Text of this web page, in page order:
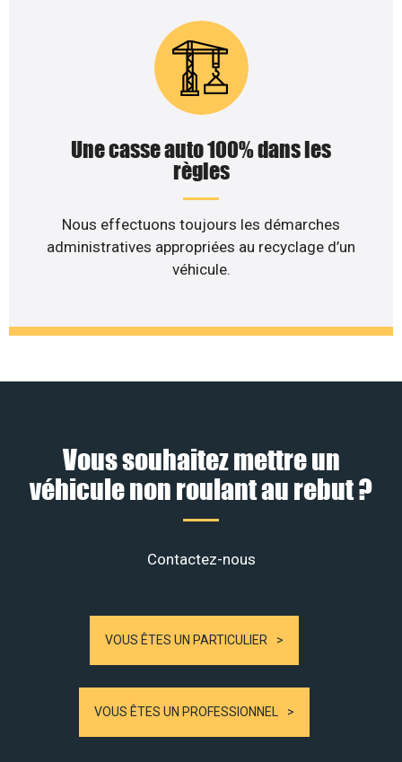
Une casse auto 100% dans les
règles
Nous effectuons toujours les démarches
administratives appropriées au recyclage d’un
véhicule.
Vous souhaitez mettre un
véhicule non roulant au rebut ?
Contactez-nous
VOUS ÊTES UN PARTICULIER
VOUS ÊTES UN PROFESSIONNEL